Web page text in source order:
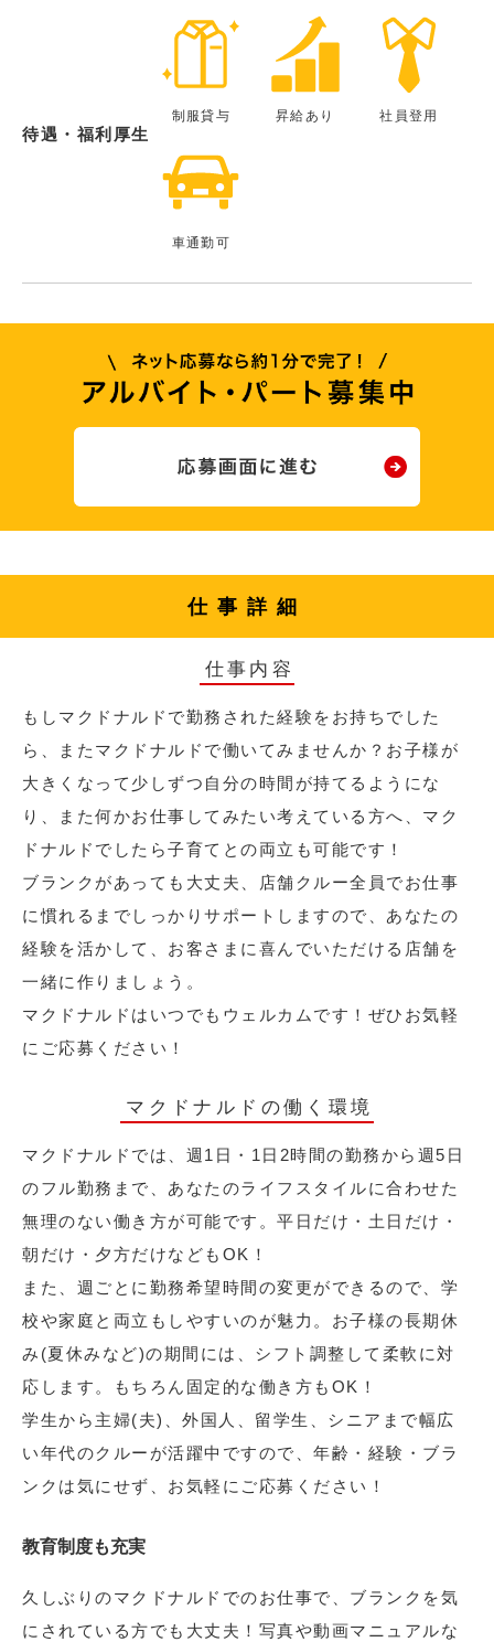
待遇・福利厚生
制服貸与 昇給あり 社員登用
車通勤可
仕事詳細
仕事内容
もしマクドナルドで勤務された経験をお持ちでした
ら、またマクドナルドで働いてみませんか？お子様が
大きくなって少しずつ自分の時間が持てるようにな
り、また何かお仕事してみたい考えている方へ、マク
ドナルドでしたら子育てとの両立も可能です！
ブランクがあっても大丈夫、店舗クルー全員でお仕事
に慣れるまでしっかりサポートしますので、あなたの
経験を活かして、お客さまに喜んでいただける店舗を
一緒に作りましょう。
マクドナルドはいつでもウェルカムです！ぜひお気軽
にご応募ください！
マクドナルドの働く環境
マクドナルドでは、週1日・1日2時間の勤務から週5日
のフル勤務まで、あなたのライフスタイルに合わせた
無理のない働き方が可能です。平日だけ・土日だけ・
朝だけ・夕方だけなどもOK！
また、週ごとに勤務希望時間の変更ができるので、学
校や家庭と両立もしやすいのが魅力。お子様の長期休
み(夏休みなど)の期間には、シフト調整して柔軟に対
応します。もちろん固定的な働き方もOK！
学生から主婦(夫)、外国人、留学生、シニアまで幅広
い年代のクルーが活躍中ですので、年齢・経験・ブラ
ンクは気にせず、お気軽にご応募ください！
教育制度も充実
久しぶりのマクドナルドでのお仕事で、ブランクを気
にされている方でも大丈夫！写真や動画マニュアルな